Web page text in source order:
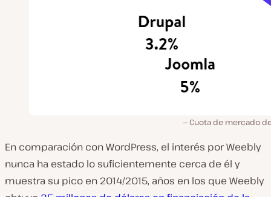
Cuota de mercado
En comparación con WordPress, el interés por Weebly
nunca ha estado lo suficientemente cerca de él y
muestra su pico en 2014/2015, años en los que Weebly